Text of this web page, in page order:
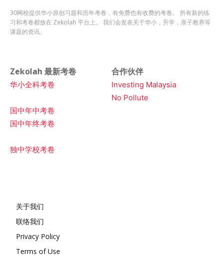
30网校提供华小原创习题和历年考卷，有免费也有收费的考卷。 所有新的练
习和考卷都放在 Zekolah 平台上。 我们会发表关于华小，升学，亲子教养等
课题的资讯。
Zekolah 最新考卷
华小全科考卷
国中年中考卷
国中年终考卷
独中学校考卷
合作伙伴
Investing Malaysia
No Pollute
关于我们
联络我们
Privacy Policy
Terms of Use